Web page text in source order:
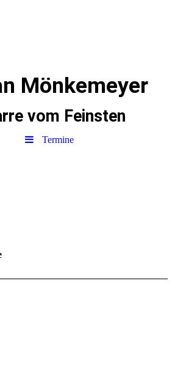
Mönkemeyer
vom Feinsten
Termine